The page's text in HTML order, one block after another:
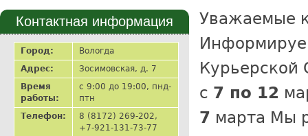
Контактная информация
Город:
Вологда
Адрес:
Зосимовская, д. 7
Время
работы:
с 9:00 до 19:00, пнд-
птн
Телефон:
8 (8172) 269-202,
+7-921-131-73-77
Уважаемые
с 7 по 12
7 марта Мы